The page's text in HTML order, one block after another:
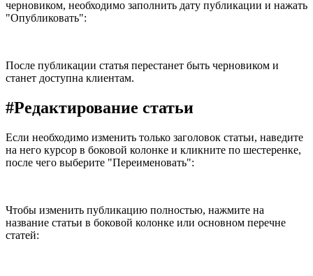
черновиком, необходимо заполнить дату публикации и нажать
"Опубликовать":
После публикации статья перестанет быть черновиком и
станет доступна клиентам.
#Редактирование статьи
Если необходимо изменить только заголовок статьи, наведите
на него курсор в боковой колонке и кликните по шестеренке,
после чего выберите "Переименовать":
Чтобы изменить публикацию полностью, нажмите на
название статьи в боковой колонке или основном перечне
статей: